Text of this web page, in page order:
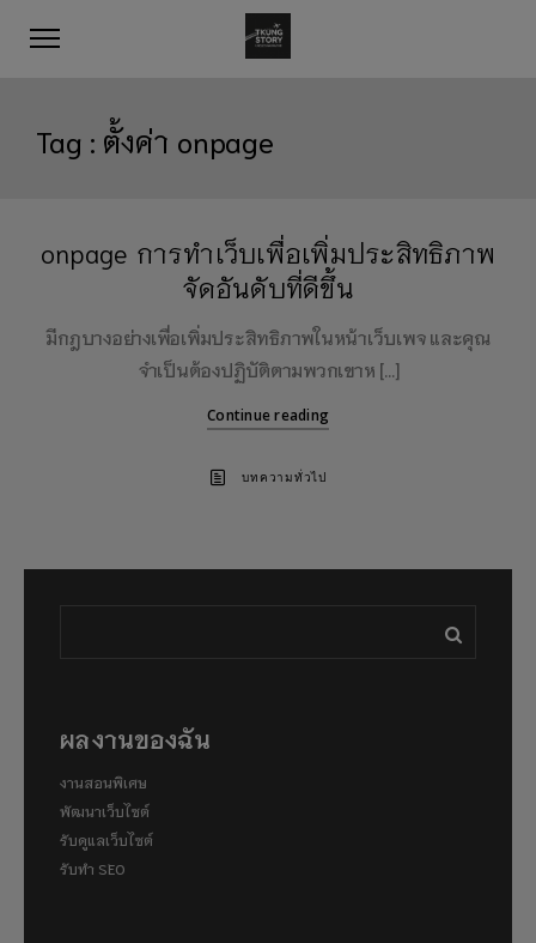
Tag : ตั้งค่า onpage
onpage การทำเว็บเพื่อเพิ่มประสิทธิภาพ
จัดอันดับที่ดีขึ้น
มีกฎบางอย่างเพื่อเพิ่มประสิทธิภาพในหน้าเว็บเพจ และคุณ
จำเป็นต้องปฏิบัติตามพวกเขาห […]
Continue reading
บทความทั่วไป
ผลงานของฉัน
งานสอนพิเศษ
พัฒนาเว็บไซต์
รับดูแลเว็บไซต์
รับทำ SEO